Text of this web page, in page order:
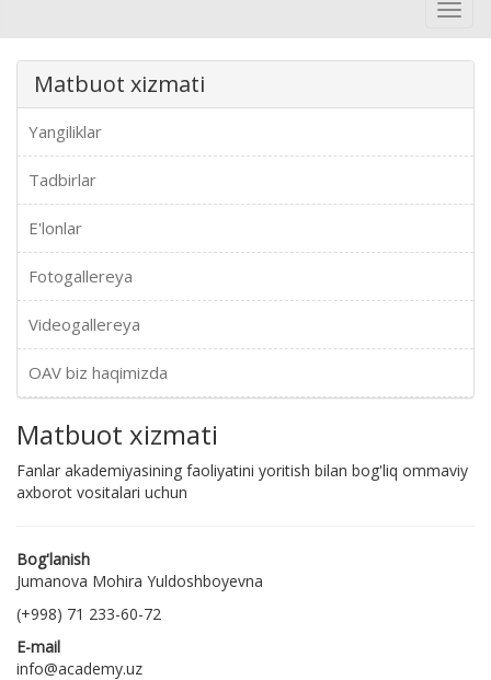
Matbuot xizmati
Yangiliklar
Tadbirlar
E'lonlar
Fotogallereya
Videogallereya
OAV biz haqimizda
Matbuot xizmati
Fanlar akademiyasining faoliyatini yoritish bilan bog'liq ommaviy
axborot vositalari uchun
Bog'lanish
Jumanova Mohira Yuldoshboyevna
(+998) 71 233-60-72
E-mail
info@academy.uz